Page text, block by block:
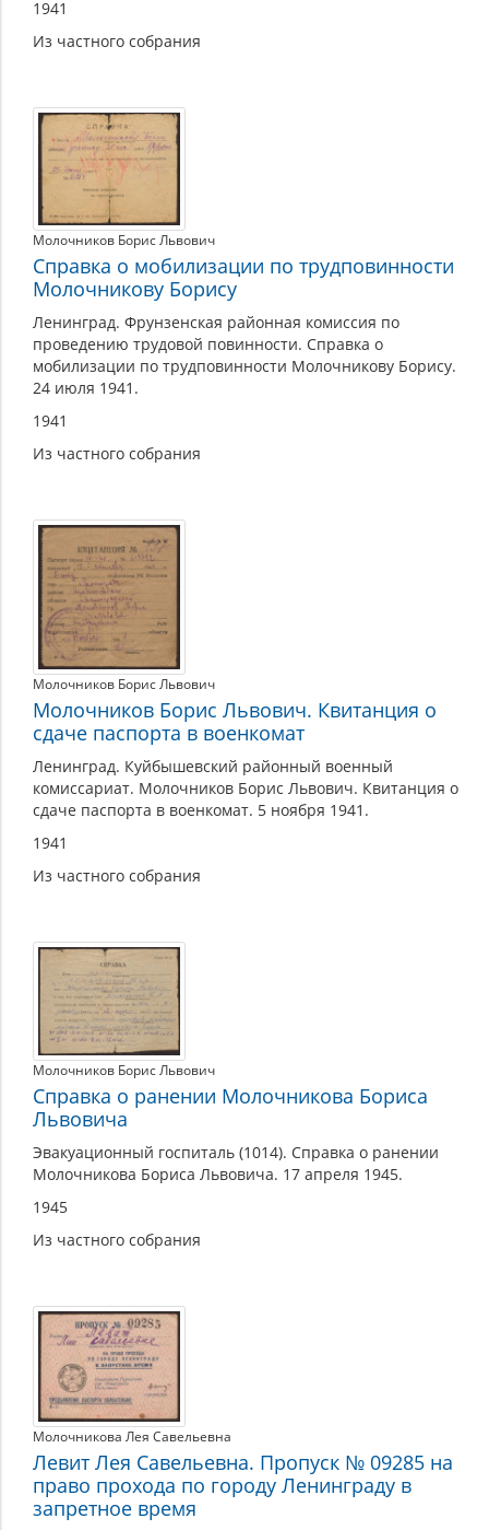
1941
Из частного собрания
Молочников Борис Львович
Справка о мобилизации по трудповинности
Молочникову Борису
Ленинград. Фрунзенская районная комиссия по
проведению трудовой повинности. Справка о
мобилизации по трудповинности Молочникову Борису.
24 июля 1941.
1941
Из частного собрания
Молочников Борис Львович
Молочников Борис Львович. Квитанция о
сдаче паспорта в военкомат
Ленинград. Куйбышевский районный военный
комиссариат. Молочников Борис Львович. Квитанция о
сдаче паспорта в военкомат. 5 ноября 1941.
1941
Из частного собрания
Молочников Борис Львович
Справка о ранении Молочникова Бориса
Львовича
Эвакуационный госпиталь (1014). Справка о ранении
Молочникова Бориса Львовича. 17 апреля 1945.
1945
Из частного собрания
Молочникова Лея Савельевна
Левит Лея Савельевна. Пропуск № 09285 на
право прохода по городу Ленинграду в
запретное время